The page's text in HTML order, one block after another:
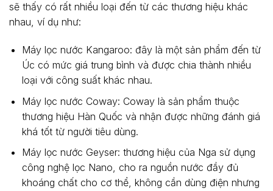
sẽ thấy có rất nhiều loại đến từ các thương hiệu khác
nhau, ví dụ như:
Máy lọc nước Kangaroo: đây là một sản phẩm đến từ
Úc có mức giá trung bình và được chia thành nhiều
loại với công suất khác nhau.
Máy lọc nước Coway: Coway là sản phẩm thuộc
thương hiệu Hàn Quốc và nhận được những đánh giá
khá tốt từ người tiêu dùng.
Máy lọc nước Geyser: thương hiệu của Nga sử dụng
công nghệ lọc Nano, cho ra nguồn nước đầy đủ
khoáng chất cho cơ thể, không cần dùng điện nhưng